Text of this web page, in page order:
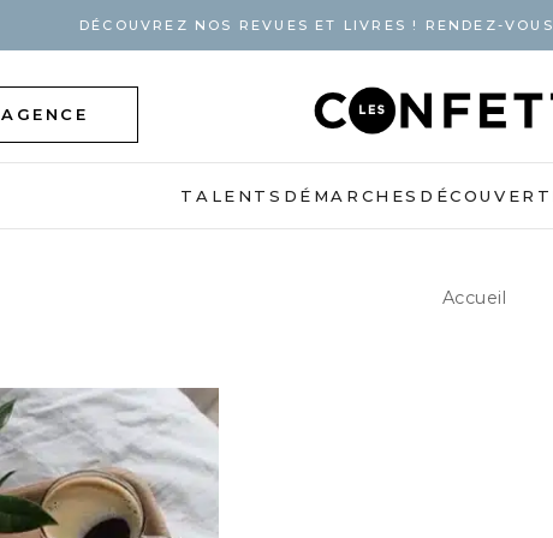
DÉCOUVREZ NOS REVUES ET LIVRES ! RENDEZ-
AGENCE
TALENTS DÉMARCHES
Accueil